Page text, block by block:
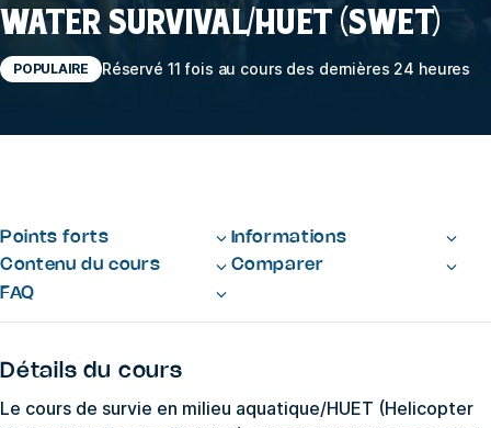
WATER SURVIVAL/HUET (SWET)
POPULAIRE Réservé 11 fois au cours des dernières 24 heures
Points forts
Informations
Contenu du cours
Comparer
FAQ
Détails du cours
Le cours de survie en milieu aquatique/HUET (Helicopter